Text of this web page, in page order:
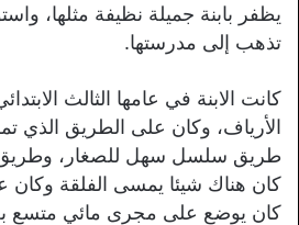
يظفر بابنة جميلة نظيفة مثلها،
تذهب إلى مدرستها.
كانت الابنة في عامها الثالث
الأرياف، وكان على الطريق الذي
طريق سلسل سهل للصغار، وطريق
كان هناك شيئا يمسى الفلقة وكان
كان يوضع على مجرى مائي متسع